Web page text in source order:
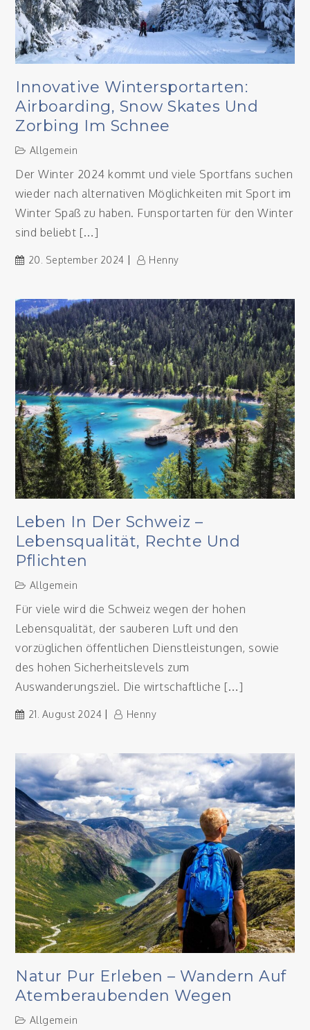
Innovative Wintersportarten:
Airboarding, Snow Skates Und
Zorbing Im Schnee
Allgemein
Der Winter 2024 kommt und viele Sportfans suchen
wieder nach alternativen Möglichkeiten mit Sport im
Winter Spaß zu haben. Funsportarten für den Winter
sind beliebt […]
20. September 2024 Henny
Leben In Der Schweiz –
Lebensqualität, Rechte Und
Pflichten
Allgemein
Für viele wird die Schweiz wegen der hohen
Lebensqualität, der sauberen Luft und den
vorzüglichen öffentlichen Dienstleistungen, sowie
des hohen Sicherheitslevels zum
Auswanderungsziel. Die wirtschaftliche […]
21. August 2024 Henny
Natur Pur Erleben – Wandern Auf
Atemberaubenden Wegen
Allgemein